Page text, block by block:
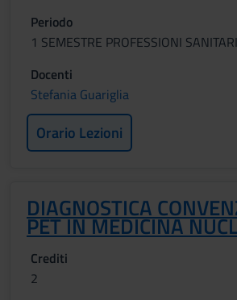
Periodo
1 SEMESTRE PROFESSIONI
Docenti
Stefania Guariglia
Orario Lezioni
DIAGNOSTICA
PET IN MEDICINA
Crediti
2